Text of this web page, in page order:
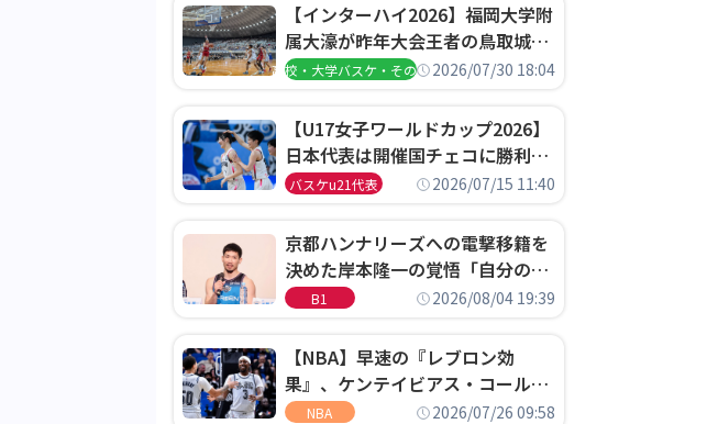
【インターハイ2026】福岡大学附
属大濠が昨年大会王者の鳥取城北
を撃破、大阪薫英女学院は岐阜女
高校・大学バスケ・その他2026/07/30 18:04
【U17女子ワールドカップ2026】
日本代表は開催国チェコに勝利し
て予選グループ3連勝で首位通
決定
バスケu21代表 2026/07/15 11:40
京都ハンナリーズへの電撃移籍を
決めた岸本隆一の覚悟「自分のエ
ゴというちっぽけなことのため
B1 2026/08/04 19:39
【NBA】早速の『レブロン効
果』、ケンテイビアス・コールド
ウェル・ポープがセブンティシク
NBA 2026/07/26 09:58